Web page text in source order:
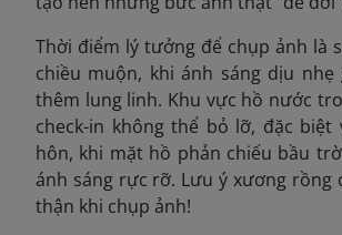
Thời điểm lý tưởng để chụp ảnh là
chiều muộn, khi ánh sáng dịu
thêm lung linh. Khu vực hồ nước
check-in không thể bỏ lỡ, đặc biệt
hôn, khi mặt hồ phản chiếu bầu
ánh sáng rực rỡ. Lưu ý xương rồng
thận khi chụp ảnh!